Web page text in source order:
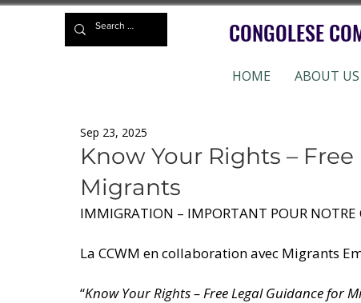
CONGOLESE
HOME ABOUT US
Know Your Rights –
Migrants
Sep 23, 2025
IMMIGRATION – IMPORTANT POUR
La CCWM en collaboration avec Migrants
“Know Your Rights – Free Legal Guidance for